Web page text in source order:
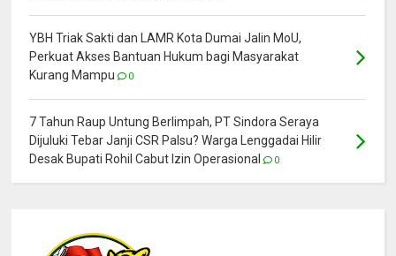
YBH Triak Sakti dan LAMR Kota Dumai Jalin MoU,
Perkuat Akses Bantuan Hukum bagi Masyarakat
Kurang Mampu
0
7 Tahun Raup Untung Berlimpah, PT Sindora Seraya
Dijuluki Tebar Janji CSR Palsu? Warga Lenggadai Hilir
Desak Bupati Rohil Cabut Izin Operasional
0